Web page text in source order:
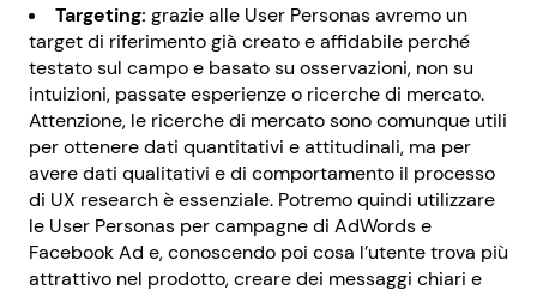
Targeting: grazie alle User Personas avremo un
target di riferimento già creato e affidabile perché
testato sul campo e basato su osservazioni, non su
intuizioni, passate esperienze o ricerche di mercato.
Attenzione, le ricerche di mercato sono comunque utili
per ottenere dati quantitativi e attitudinali, ma per
avere dati qualitativi e di comportamento il processo
di UX research è essenziale. Potremo quindi utilizzare
le User Personas per campagne di AdWords e
Facebook Ad e, conoscendo poi cosa l’utente trova più
attrattivo nel prodotto, creare dei messaggi chiari e